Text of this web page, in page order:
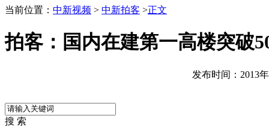
当前位置： 中新视频 > 中新拍客 >正文
拍客：国内在建第一高楼突破
发布时间：2013
搜 索